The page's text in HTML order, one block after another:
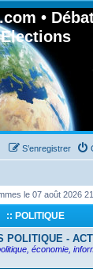
•
Elections
S’enregistrer
le 07 août 2026
:: POLITIQUE
POLITIQUE -
économie,